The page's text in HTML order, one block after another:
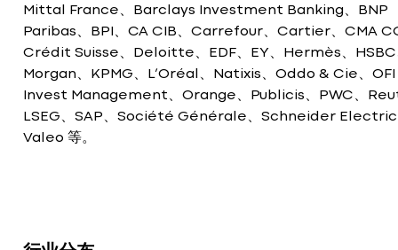
Mittal France、Barclays Investment Banking、BNP
Paribas、BPI、CA CIB、Carrefour、Cartier、CMA
Crédit Suisse、Deloitte、EDF、EY、Hermès、HSBC
Morgan、KPMG、L’Oréal、Natixis、Oddo & Cie、OFI
Invest Management、Orange、Publicis、PWC、
LSEG、SAP、Société Générale、Schneider Electric
Valeo 等。